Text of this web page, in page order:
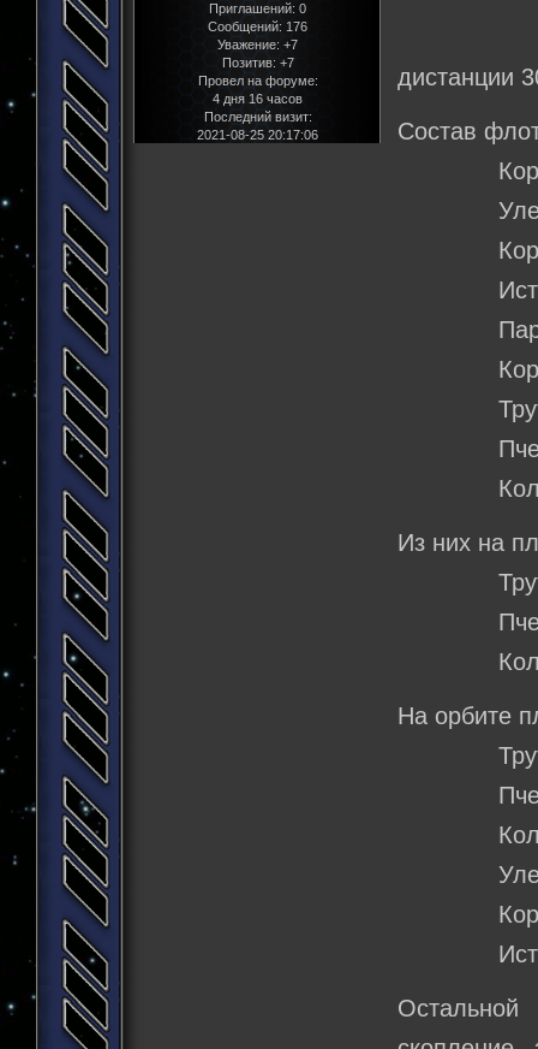
Приглашений: 0
Сообщений: 176
Уважение: +7
Позитив: +7
Провел на форуме:
4 дня 16 часов
Последний визит:
2021-08-25 20:17:06
дистанции
Состав
Улей:
Пчела:
Из них на
Пчела:
На орбите
Пчела:
Улей: